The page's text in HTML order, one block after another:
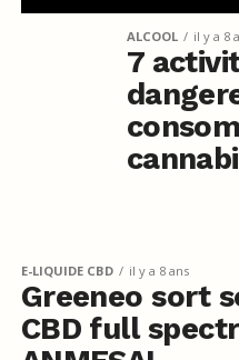
ALCOOL il y a 8
7
E-LIQUIDE CBD il y a 8 ans
Greeneo sort
CBD full